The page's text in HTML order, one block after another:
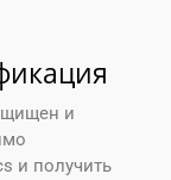
и
и получить